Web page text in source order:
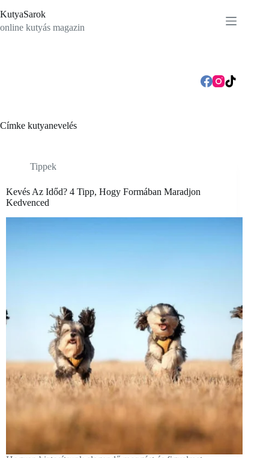
to
content
KutyaSarok
online kutyás magazin
Címke kutyanevelés
Tippek
Kevés Az Időd? 4 Tipp, Hogy Formában Maradjon
Kedvenced